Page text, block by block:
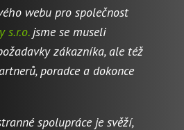
webu pro společnost
s.r.o.jsme se museli
zákazníka, ale též
poradce a dokonce
spolupráce je svěží,